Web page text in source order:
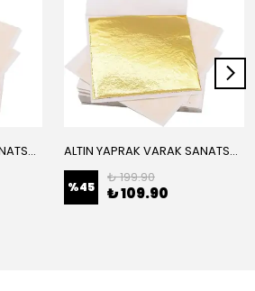
ALTIN YAPRAK VARAK SANATSAL BÜYÜK BOY FOLYO EPOKSİ REÇİNE NAİL ART 16 ADET 14X14 CM ALTIN RENK ALTIN YAPRAK VARAK SANATSAL BÜYÜK BOY FOLYO EPOKSİ REÇİNE NAİL ART 8 ADET ALTIN RENK 14X14 CM
%45
₺ 199.90
₺ 109.90